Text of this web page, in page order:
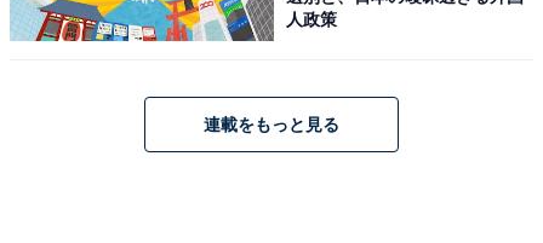
人政策
連載をもっと見る